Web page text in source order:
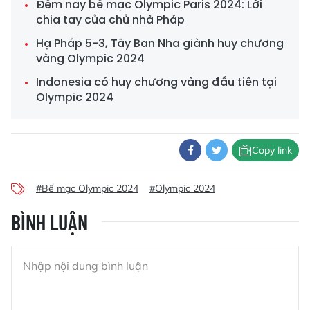
Đêm nay bế mạc Olympic Paris 2024: Lời
chia tay của chủ nhà Pháp
Hạ Pháp 5-3, Tây Ban Nha giành huy chương
vàng Olympic 2024
Indonesia có huy chương vàng đầu tiên tại
Olympic 2024
Copy link
#Bế mạc Olympic 2024 #Olympic 2024
BÌNH LUẬN